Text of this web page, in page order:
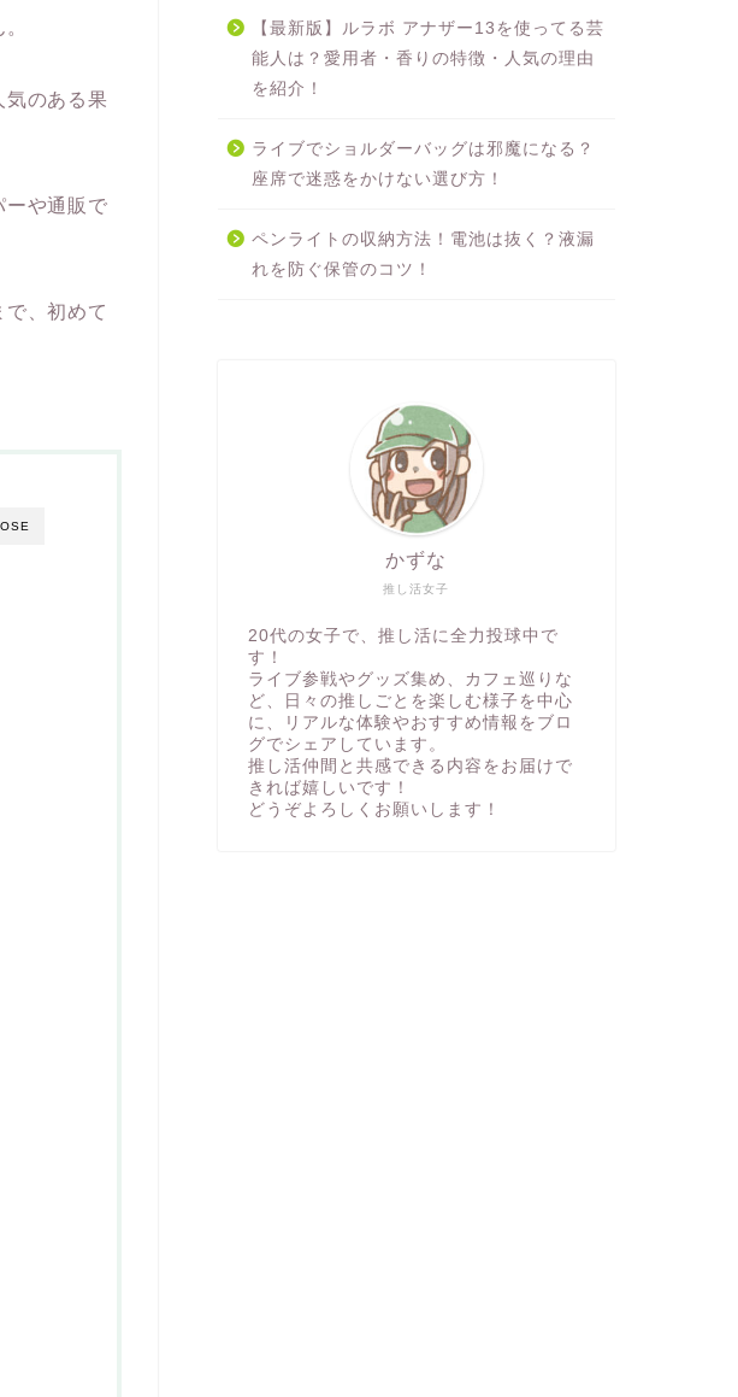
気のある果
ーや通販で
、初めて
【最新版】ルラボ アナザー13を使ってる芸
能人は？愛用者・香りの特徴・人気の理由
を紹介！
ライブでショルダーバッグは邪魔になる？
座席で迷惑をかけない選び方！
ペンライトの収納方法！電池は抜く？液漏
れを防ぐ保管のコツ！
推し活女子
かずな
20代の女子で、推し活に全力投球中で
す！
ライブ参戦やグッズ集め、カフェ巡りな
ど、日々の推しごとを楽しむ様子を中心
に、リアルな体験やおすすめ情報をブロ
グでシェアしています。
推し活仲間と共感できる内容をお届けで
きれば嬉しいです！
どうぞよろしくお願いします！